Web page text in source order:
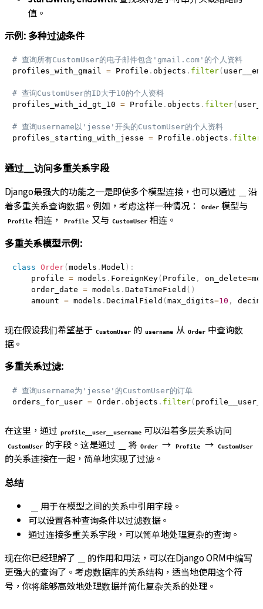
值。
示例: 多种过滤条件
# 查询所有CustomUser的电子邮件包含'gmail.com'的个人资料
profiles_with_gmail = Profile . objects . filter(
# 查询CustomUser的ID大于10的个人资料
profiles_with_id_gt_10 = Profile . objects . filter(
# 查询username以'jesse'开头的CustomUser的个人资料
profiles_starting_with_jesse = Profile . objects . filter
通过__访问多重关系字段
Django最强大的功能之一是即使多个模型连接，也可以通过
沿
着多重关系查询数据。例如，考虑这样一种情况：
Order 模型与
Profile 相连， Profile 又与 CustomUser 相连。
多重关系模型示例:
class Order( models . Model ) :
    profile
= models . ForeignKey( Profile , on_delete=
    order_date
= models . DateTimeField ( )
    amount
= models . DecimalField ( max_digits=10 ,
现在假设我们希望基于 CustomUser 的 username 从 Order 中查询数
据。
多重关系过滤:
# 查询username为'jesse'的CustomUser的订单
orders_for_user = Order. objects . filter(
在这里，通过 profile__user__username 可以沿着多层关系访问
CustomUser 的字段。这是通过 将 Order → Profile → CustomUser
的关系连接在一起，简单地实现了过滤。
总结
用于在模型之间的关系中引用字段。
可以设置各种查询条件以过滤数据。
通过连接多重关系字段，可以简单地处理复杂的查询。
现在你已经理解了
的作用和用法，可以在Django ORM中编写
更强大的查询了。考虑数据库的关系结构，适当地使用这个符
号，你将能够高效地处理数据并简化复杂关系的处理。